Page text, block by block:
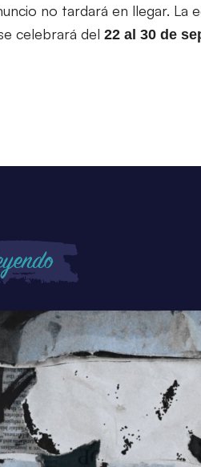
no tardará en llegar. La
celebrará del 22 al 30 de